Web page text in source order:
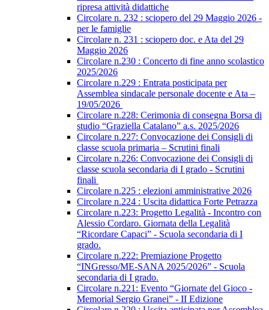
ripresa attività didattiche
Circolare n. 232 : sciopero del 29 Maggio 2026 -
per le famiglie
Circolare n. 231 : sciopero doc. e Ata del 29
Maggio 2026
Circolare n.230 : Concerto di fine anno scolastico
2025/2026
Circolare n.229 : Entrata posticipata per
Assemblea sindacale personale docente e Ata –
19/05/2026
Circolare n.228: Cerimonia di consegna Borsa di
studio “Graziella Catalano” a.s. 2025/2026
Circolare n.227: Convocazione dei Consigli di
classe scuola primaria – Scrutini finali
Circolare n.226: Convocazione dei Consigli di
classe scuola secondaria di I grado - Scrutini
finali
Circolare n.225 : elezioni amministrative 2026
Circolare n.224 : Uscita didattica Forte Petrazza
Circolare n.223: Progetto Legalità - Incontro con
Alessio Cordaro. Giornata della Legalità
“Ricordare Capaci” - Scuola secondaria di I
grado.
Circolare n.222: Premiazione Progetto
“INGresso/ME-SANA 2025/2026” - Scuola
secondaria di I grado.
Circolare n.221: Evento “Giornate del Gioco -
Memorial Sergio Granei” - II Edizione